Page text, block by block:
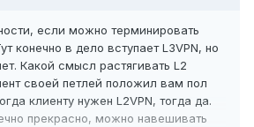
если можно терминировать
конечно в дело вступает L3VPN, но
Какой смысл растягивать L2
своей петлей положил вам пол
клиенту нужен L2VPN, тогда да.
прекрасно, можно навешивать